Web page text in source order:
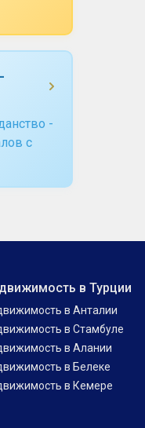
-
с
в Турции
в Анталии
в Стамбуле
в Алании
в Белеке
в Кемере